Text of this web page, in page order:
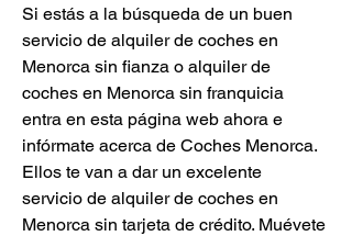
Si estás a la búsqueda de un buen
servicio de alquiler de coches en
Menorca sin fianza o alquiler de
coches en Menorca sin franquicia
entra en esta página web ahora e
infórmate acerca de Coches Menorca.
Ellos te van a dar un excelente
servicio de alquiler de coches en
Menorca sin tarjeta de crédito. Muévete